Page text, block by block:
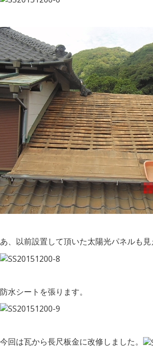
あ、以前設置して頂いた太陽光パネルも見
防水シートを張ります。
今回は瓦から長尺板金に改修しました。